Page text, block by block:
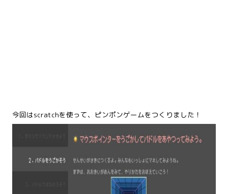
今回はscratchを使って、ピンポンゲームをつくりました！